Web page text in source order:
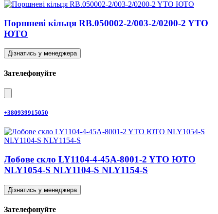
Поршневі кільця RB.050002-2/003-2/0200-2 YTO
ЮТО
Дізнатись у менеджера
Зателефонуйте
+380939915050
Лобове скло LY1104-4-45A-8001-2 YTO ЮТО
NLY1054-S NLY1104-S NLY1154-S
Дізнатись у менеджера
Зателефонуйте